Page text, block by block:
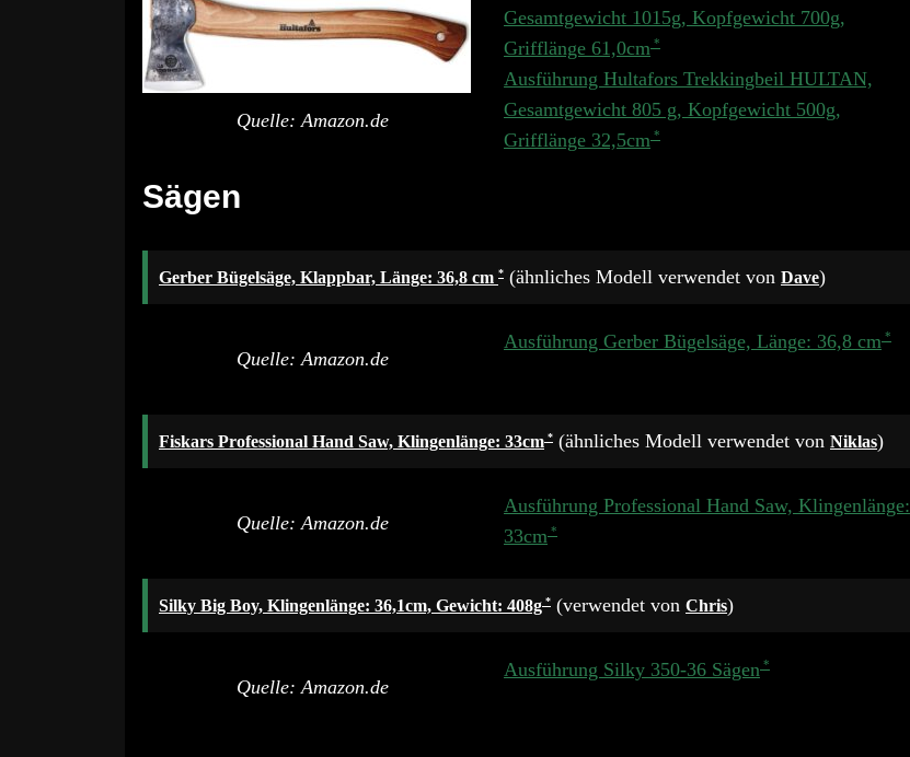
Quelle: Amazon.de
Gesamtgewicht 1015g, Kopfgewicht 700g,
Grifflänge 61,0cm
Ausführung Hultafors Trekkingbeil HULTAN,
Gesamtgewicht 805 g, Kopfgewicht 500g,
Grifflänge 32,5cm
Sägen
Gerber Bügelsäge, Klappbar, Länge: 36,8 cm (ähnliches Modell verwendet von Dave)
Quelle: Amazon.de
Ausführung Gerber Bügelsäge, Länge: 36,8 cm
Fiskars Professional Hand Saw, Klingenlänge: 33cm (ähnliches Modell verwendet von Niklas)
Quelle: Amazon.de
Ausführung Professional Hand Saw, Klingenlänge:
33cm
Silky Big Boy, Klingenlänge: 36,1cm, Gewicht: 408g (verwendet von Chris)
Quelle: Amazon.de
Ausführung Silky 350-36 Sägen